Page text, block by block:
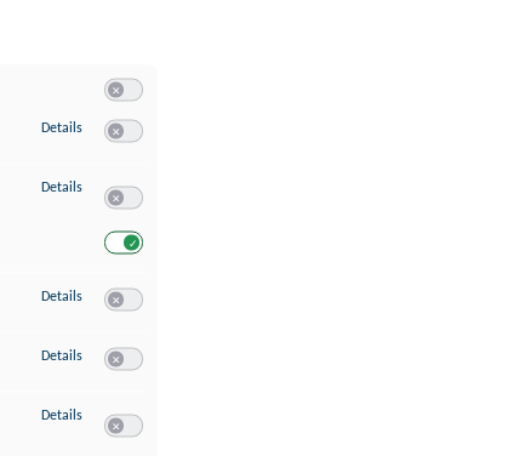
Details zu Speichern von oder Zugriff auf Informationen auf einem Endgerät
Details zu Verwendung reduzierter Daten zur Auswahl von Werbeanzeigen
Details zu Erstellung von Profilen für personalisierte Werbung
Details zu Verwendung von Profilen zur Auswahl personalisierter Werbung
Details zu Messung der Werbeleistung